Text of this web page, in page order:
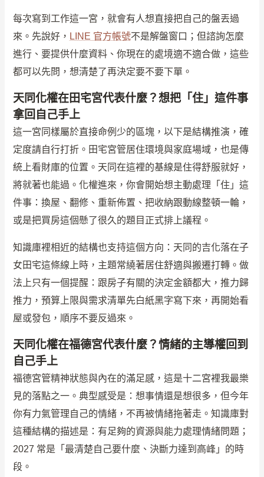
每次寫到工作這一宮，就會有人想直接把自己的盤丟過
來。先說好， LINE 官方帳號不是解盤窗口；但諮詢怎麼
進行、要提供什麼資料、你現在的處境適不適合做，這些
都可以先問，想清楚了再決定要不要下單。
天同化權在田宅宮代表什麼？想把「住」這件事
拿回自己手上
這一宮同樣屬於直接命例少的區塊，以下是結構推演，確
定度請自行打折。田宅宮管居住環境與家庭場域，也是傳
統上看財庫的位置。天同在這裡的基線是住得舒服就好，
將就著也能過。化權進來，你會開始想主動處理「住」這
件事：換屋、翻修、重新佈置、把收納跟動線整頓一輪，
或是把買房這個懸了很久的題目正式排上議程。
知識庫裡相近的結構也支持這個方向：天同的吉化落在子
女田宅這條線上時，主題常繞著居住舒適與搬遷打轉。做
法上只有一個提醒：跟房子有關的決定金額都大，推力歸
推力，預算上限與需求清單先白紙黑字寫下來，再開始看
屋或發包，順序不要反過來。
天同化權在福德宮代表什麼？情緒的主導權回到
自己手上
福德宮管精神狀態與內在的滿足感，這是十二宮裡我最樂
見的落點之一。典型感受是：想事情還是想很多，但今年
你有力氣管理自己的情緒，不再被情緒拖著走。知識庫對
這種結構的描述是：有足夠的資源與能力處理情緒問題；
2027 常是「最清楚自己要什麼、決斷力達到高峰」的時
段。